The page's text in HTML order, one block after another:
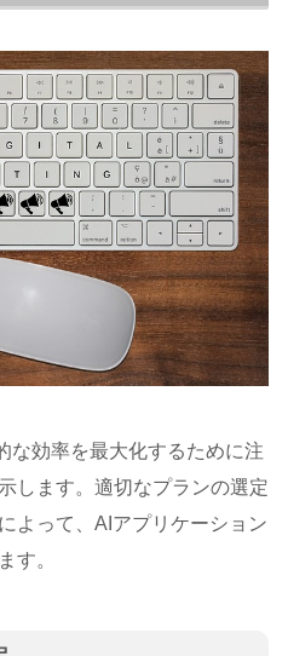
な効率を最大化するために注
します。適切なプランの選定
よって、AIアプリケーション
す。